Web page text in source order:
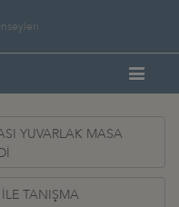
YUVARLAK MASA
TANIŞMA